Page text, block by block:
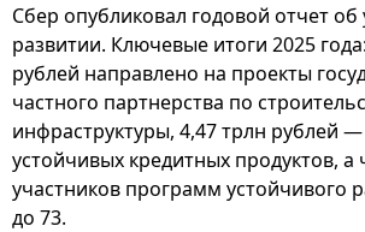
Сбер опубликовал годовой отчет
развитии. Ключевые итоги 2025
рублей направлено на проекты
частного партнерства по
инфраструктуры, 4,47 трлн рублей
устойчивых кредитных продуктов, а
участников программ устойчивого
до 73.